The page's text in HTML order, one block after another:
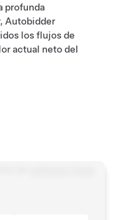
profunda
Autobidder
los flujos de
actual neto del